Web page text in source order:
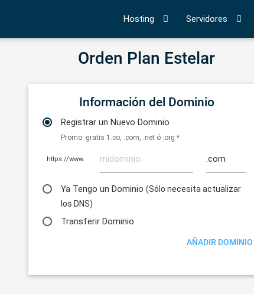
Hosting Servidores
Orden Plan Estelar
Información del Dominio
Registrar un Nuevo Dominio
Promo: gratis 1.co, .com, .net ó .org *
https://www.
Ya Tengo un Dominio (Sólo necesita actualizar
los DNS)
Transferir Dominio
AÑADIR DOMINIO